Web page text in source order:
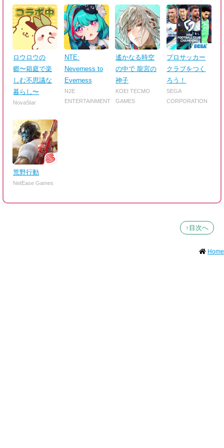
ロウロウの
郷〜箱庭で楽
しむ不思議な
暮らし〜
NovaStar
NTE:
Neverness to
Everness
N2E
ENTERTAINMENT
遙かなる時空
の中で 龍宮の
神子
KOEI TECMO
GAMES
プロサッカー
クラブをつく
ろう！
SEGA
CORPORATION
荒野行動
NetEase Games
↑目次へ
Home